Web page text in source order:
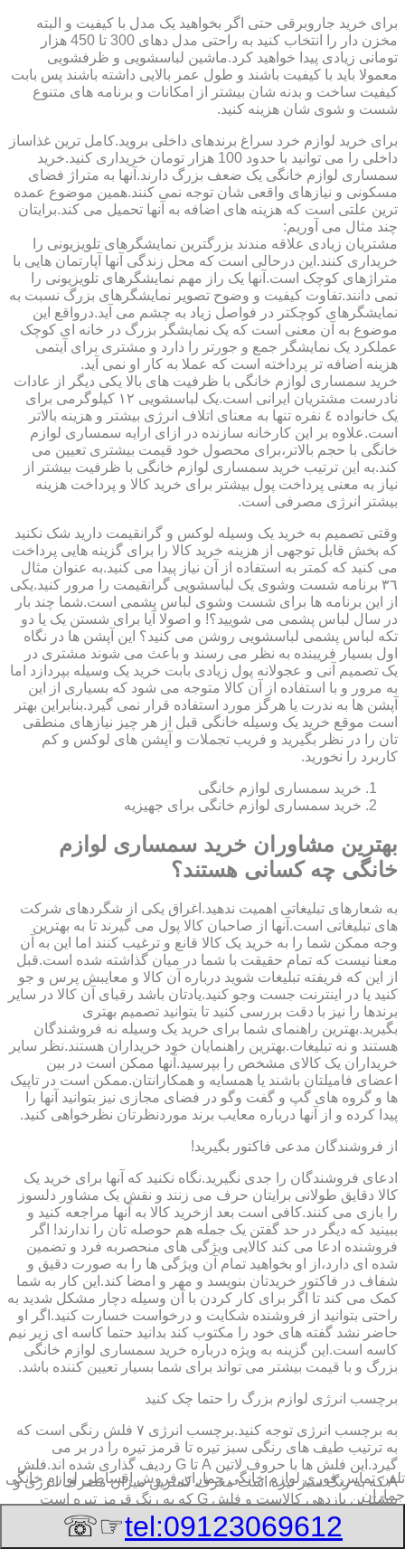
برای خرید جاروبرقی حتی اگر بخواهید یک مدل با کیفیت و البته
مخزن دار را انتخاب کنید به راحتی مدل دهای 300 تا 450 هزار
تومانی زیادی پیدا خواهید کرد.ماشین لباسشویی و ظرفشویی
معمولا باید با کیفیت باشند و طول عمر بالایی داشته باشند پس بابت
کیفیت ساخت و بدنه شان بیشتر از امکانات و برنامه های متنوع
شست و شوی شان هزینه کنید.
برای خرید لوازم خرد سراغ برندهای داخلی بروید.کامل ترین غذاساز
داخلی را می توانید با حدود 100 هزار تومان خریداری کنید.خرید
سمساری لوازم خانگی یک ضعف بزرگ دارند.آنها به متراژ فضای
مسکونی و نیازهای واقعی شان توجه نمی کنند.همین موضوع عمده
ترین علتی است که هزینه های اضافه به آنها تحمیل می کند.برایتان
چند مثال می آوریم:
مشتریان زیادی علاقه مندند بزرگترین نمایشگرهای تلویزیونی را
خریداری کنند.این درحالی است که محل زندگی آنها آپارتمان هایی با
متراژهای کوچک است.آنها یک راز مهم نمایشگرهای تلویزیونی را
نمی دانند.تفاوت کیفیت و وضوح تصویر نمایشگرهای بزرگ نسبت به
نمایشگرهای کوچکتر در فواصل زیاد به چشم می آید.درواقع این
موضوع به آن معنی است که یک نمایشگر بزرگ در خانه ای کوچک
عملکرد یک نمایشگر جمع و جورتر را دارد و مشتری برای آیتمی
هزینه اضافه تر پرداخته است که عملا به کار او نمی آید.
خرید سمساری لوازم خانگی با ظرفیت های بالا یکی دیگر از عادات
نادرست مشتریان ایرانی است.یک لباسشویی ١٢ کیلوگرمی برای
یک خانواده ٤ نفره تنها به معنای اتلاف انرژی بیشتر و هزینه بالاتر
است.علاوه بر این کارخانه سازنده در ازای ارایه سمساری لوازم
خانگی با حجم بالاتر،برای محصول خود قیمت بیشتری تعیین می
کند.به این ترتیب خرید سمساری لوازم خانگی با ظرفیت بیشتر از
نیاز به معنی پرداخت پول بیشتر برای خرید کالا و پرداخت هزینه
بیشتر انرژی مصرفی است.
وقتی تصمیم به خرید یک وسیله لوکس و گرانقیمت دارید شک نکنید
که بخش قابل توجهی از هزینه خرید کالا را برای گزینه هایی پرداخت
می کنید که کمتر به استفاده از آن نیاز پیدا می کنید.به عنوان مثال
٣٦ برنامه شست وشوی یک لباسشویی گرانقیمت را مرور کنید.یکی
از این برنامه ها برای شست وشوی لباس پشمی است.شما چند بار
در سال لباس پشمی می شویید؟! و اصولا آیا برای شستن یک یا دو
تکه لباس پشمی لباسشویی روشن می کنید؟ این آپشن ها در نگاه
اول بسیار فریبنده به نظر می رسند و باعث می شوند مشتری در
یک تصمیم آنی و عجولانه پول زیادی بابت خرید یک وسیله بپردازد اما
به مرور و با استفاده از آن کالا متوجه می شود که بسیاری از این
آپشن ها به ندرت یا هرگز مورد استفاده قرار نمی گیرد.بنابراین بهتر
است موقع خرید یک وسیله خانگی قبل از هر چیز نیازهای منطقی
تان را در نظر بگیرید و فریب تجملات و آپشن های لوکس و کم
کاربرد را نخورید.
خرید سمساری لوازم خانگی
خرید سمساری لوازم خانگی برای جهیزیه
بهترین مشاوران خرید سمساری لوازم
خانگی چه کسانی هستند؟
به شعارهای تبلیغاتی اهمیت ندهید.اغراق یکی از شگردهای شرکت
های تبلیغاتی است.آنها از صاحبان کالا پول می گیرند تا به بهترین
وجه ممکن شما را به خرید یک کالا قانع و ترغیب کنند اما این به آن
معنا نیست که تمام حقیقت با شما در میان گذاشته شده است.قبل
از این که فریفته تبلیغات شوید درباره آن کالا و معایبش پرس و جو
کنید یا در اینترنت جست وجو کنید.یادتان باشد رقبای آن کالا در سایر
برندها را نیز با دقت بررسی کنید تا بتوانید تصمیم بهتری
بگیرید.بهترین راهنمای شما برای خرید یک وسیله نه فروشندگان
هستند و نه تبلیغات.بهترین راهنمایان خود خریداران هستند.نظر سایر
خریداران یک کالای مشخص را بپرسید.آنها ممکن است در بین
اعضای فامیلتان باشند یا همسایه و همکارانتان.ممکن است در تاپیک
ها و گروه های گپ و گفت وگو در فضای مجازی نیز بتوانید آنها را
پیدا کرده و از آنها درباره معایب برند موردنظرتان نظرخواهی کنید.
از فروشندگان مدعی فاکتور بگیرید!
ادعای فروشندگان را جدی نگیرید.نگاه نکنید که آنها برای خرید یک
کالا دقایق طولانی برایتان حرف می زنند و نقش یک مشاور دلسوز
را بازی می کنند.کافی است بعد ازخرید کالا به آنها مراجعه کنید و
ببینید که دیگر در حد گفتن یک جمله هم حوصله تان را ندارند! اگر
فروشنده ادعا می کند کالایی ویژگی های منحصربه فرد و تضمین
شده ای دارد،از او بخواهید تمام آن ویژگی ها را به صورت دقیق و
شفاف در فاکتور خریدتان بنویسد و مهر و امضا کند.این کار به شما
کمک می کند تا اگر برای کار کردن با آن وسیله دچار مشکل شدید به
راحتی بتوانید از فروشنده شکایت و درخواست خسارت کنید.اگر او
حاضر نشد گفته های خود را مکتوب کند بدانید حتما کاسه ای زیر نیم
کاسه است.این گزینه به ویژه درباره خرید سمساری لوازم خانگی
بزرگ و با قیمت بیشتر می تواند برای شما بسیار تعیین کننده باشد.
برچسب انرژی لوازم بزرگ را حتما چک کنید
به برچسب انرژی توجه کنید.برچسب انرژی ٧ فلش رنگی است که
به ترتیب طیف های رنگی سبز تیره تا قرمز تیره را در بر می
گیرد.این فلش ها با حروف لاتین A تا G ردیف گذاری شده اند.فلش
A که به رنگ سبز تیره است معرف کمترین میزان مصرف انرژی و
بیشترین بازدهی کالاست و فلش G که به رنگ قرمز تیره است
معرف بیشترین میزان مصرف انرژی و کمترین بازدهی است.هرچه
درجه کیفیت مصرف انرژی وسیله به گزینه A نزدیک تر باشد وسیله
تلفن تماس فوری لوازم خانگی جماران,فروش اقساطی لوازم خانگی
جماران
tel:09123069612
☞☏